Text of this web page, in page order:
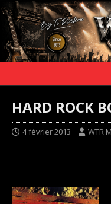
HARD ROCK
4 février 2013 WTR